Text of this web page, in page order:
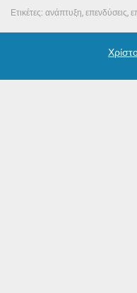
Ετικέτες: ανάπτυξη, επενδύσεις,